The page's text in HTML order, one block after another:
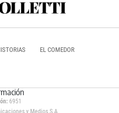
EL COMEDOR
6951
y Medios S.A